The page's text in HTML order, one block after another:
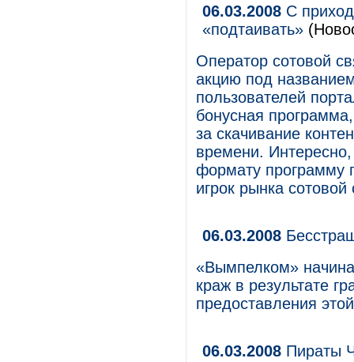
06.03.2008 С
«подтаивать»
Оператор сотовой
акцию под
пользователей
бонусная
за скачивание
времени.
формату программу
игрок рынка
06.03.2008
«Вымпелком»
краж в результате
предоставления
06.03.2008 Пираты